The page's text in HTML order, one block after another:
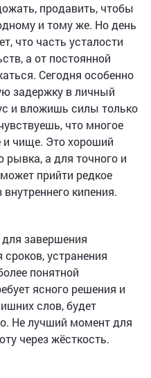
продавить, чтобы
и тому же. Но день
что часть усталости
а от постоянной
Сегодня особенно
задержку в личный
и вложишь силы только
что многое
и чище. Это хороший
рывка, а для точного и
прийти редкое
кипения.
завершения
устранения
понятной
ясного решения и
слов, будет
Не лучший момент для
через жёсткость.